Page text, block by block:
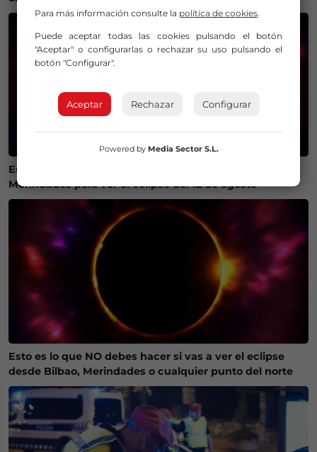
Estos son los mejores lugares de Bizkaia y Las
Merindades para ver el eclipse del 12 de agosto
Esto es lo que NO debes hacer si vas a ver el eclipse
desde Bilbao, Merindades o cualquier punto del norte
Para más información consulte la política de cookies.
Puede aceptar todas las cookies pulsando el botón
"Aceptar" o configurarlas o rechazar su uso pulsando el
botón "Configurar".
Aceptar Rechazar Configurar
Powered by Media Sector S.L.